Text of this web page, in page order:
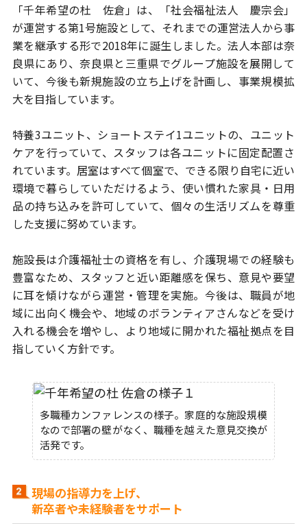
「千年希望の杜 佐倉」は、「社会福祉法人 慶宗会」
が運営する第1号施設として、それまでの運営法人から事
業を継承する形で2018年に誕生しました。法人本部は奈
良県にあり、奈良県と三重県でグループ施設を展開して
いて、 今後も新規施設の立ち上げを計画し、事業規模拡
大を目指しています。
特養3ユニット、ショートステイ1ユニットの、ユニット
ケアを行っていて、 スタッフは各ユニットに固定配置さ
れています。居室はすべて個室で、 できる限り自宅に近い
環境で暮らしていただけるよう、使い慣れた家具・日用
品の持ち込みを許可していて、個々の生活リズムを尊重
した支援に努めています。
施設長は介護福祉士の資格を有し、介護現場での経験も
豊富なため、 スタッフと近い距離感を保ち、意見や要望
に耳を傾けながら運営・管理を実施。 今後は、職員が地
域に出向く機会や、地域のボランティアさんなどを受け
入れる機会を増やし、より地域に開かれた福祉拠点を目
指していく方針です。
多職種カンファレンスの様子。家庭的な施設規模
なので部署の壁がなく、職種を越えた意見交換が
活発です。
現場の指導力を上げ、
新卒者や未経験者をサポート